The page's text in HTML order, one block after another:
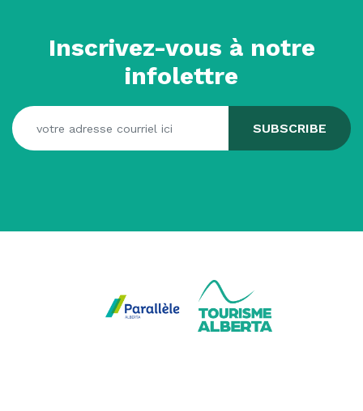
Inscrivez-vous à notre
infolettre